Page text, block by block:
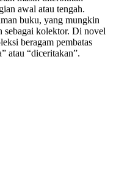
awal atau tengah.
buku, yang mungkin
sebagai kolektor. Di novel
beragam pembatas
atau “diceritakan”.